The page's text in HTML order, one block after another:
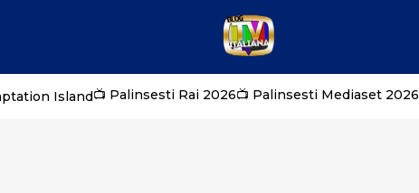
Island📺 Palinsesti Rai 2026📺 Palinsesti Mediaset 2026